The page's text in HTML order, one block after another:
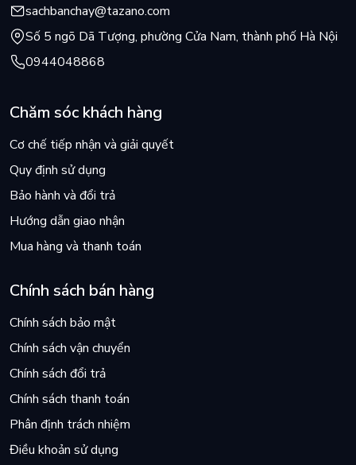
sachbanchay@tazano.com
Số 5 ngõ Dã Tượng, phường Cửa Nam, thành phố Hà Nội
0944048868
Chăm sóc khách hàng
Cơ chế tiếp nhận và giải quyết
Quy định sử dụng
Bảo hành và đổi trả
Hướng dẫn giao nhận
Mua hàng và thanh toán
Chính sách bán hàng
Chính sách bảo mật
Chính sách vận chuyển
Chính sách đổi trả
Chính sách thanh toán
Phân định trách nhiệm
Điều khoản sử dụng